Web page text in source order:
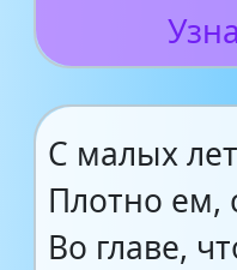
С малых
Плотно ем,
Во главе,